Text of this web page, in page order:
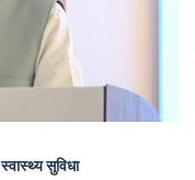
स्वास्थ्य सुविधा